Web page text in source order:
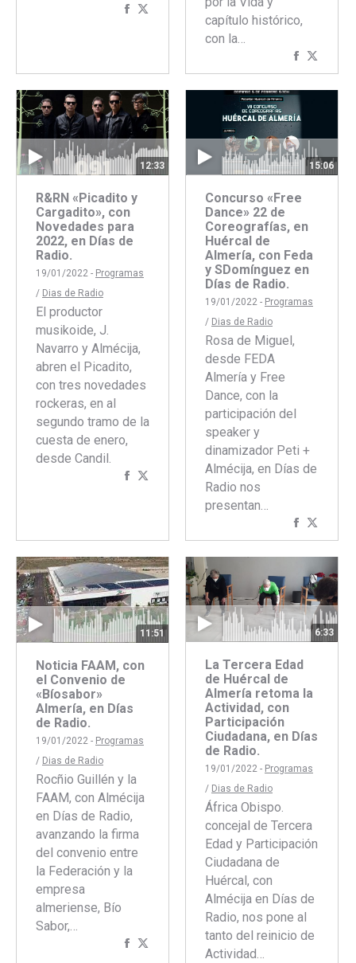
Compartir
capítulo histórico,
con la…
Compartir
concon
12:33
R&RN «Picadito y
Cargadito», con
Novedades para
2022, en Días de
Radio.
19/01/2022 - Programas
/ Dias de Radio
El productor
musikoide, J.
Navarro y Almécija,
abren el Picadito,
con tres novedades
rockeras, en al
segundo tramo de la
cuesta de enero,
desde Candil.
Compartir
15:06
Concurso «Free
Dance» 22 de
Coreografías, en
Huércal de
Almería, con Feda
y SDomínguez en
Días de Radio.
19/01/2022 - Programas
/ Dias de Radio
Rosa de Miguel,
desde FEDA
Almería y Free
Dance, con la
participación del
speaker y
dinamizador Peti +
Almécija, en Días de
Radio nos
presentan…
Compartir
concon
11:51
Noticia FAAM, con
el Convenio de
«Bíosabor»
Almería, en Días
de Radio.
19/01/2022 - Programas
/ Dias de Radio
Rocñio Guillén y la
FAAM, con Almécija
en Días de Radio,
avanzando la firma
del convenio entre
la Federación y la
empresa
almeriense, Bío
Sabor,…
Compartir
6:33
La Tercera Edad
de Huércal de
Almería retoma la
Actividad, con
Participación
Ciudadana, en Días
de Radio.
19/01/2022 - Programas
/ Dias de Radio
África Obispo.
concejal de Tercera
Edad y Participación
Ciudadana de
Huércal, con
Almécija en Días de
Radio, nos pone al
tanto del reinicio de
Actividad…